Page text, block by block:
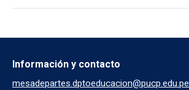
Información y contacto
mesadepartes.dptoeducacion@pucp.edu.pe